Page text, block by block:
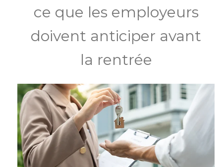
ce que les employeurs
doivent anticiper avant
la rentrée